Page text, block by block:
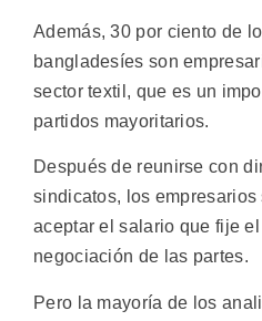
Además, 30 por ciento de
bangladesíes son
sector textil, que es un
partidos mayoritarios.
Después de reunirse con
sindicatos, los empresarios
aceptar el salario que fije
negociación de las partes.
Pero la mayoría de los